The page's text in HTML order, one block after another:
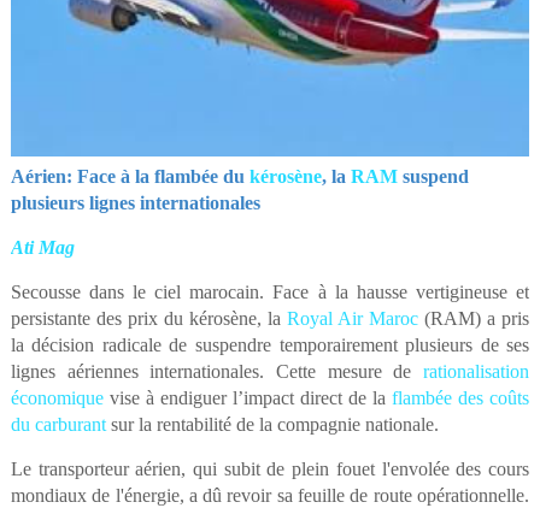
Aérien: Face à la flambée du kérosène, la RAMsuspend
plusieurs lignes internationales
Ati Mag
Secousse dans le ciel marocain. Face à la hausse vertigineuse et
persistante des prix du kérosène, la Royal Air Maroc (RAM) a pris
la décision radicale de suspendre temporairement plusieurs de ses
lignes aériennes internationales. Cette mesure derationalisation
économiquevise à endiguer l’impact direct de laflambée des coûts
du carburantsur la rentabilité de la compagnie nationale.
Le transporteur aérien, qui subit de plein fouet l'envolée des cours
mondiaux de l'énergie, a dû revoir sa feuille de route opérationnelle.